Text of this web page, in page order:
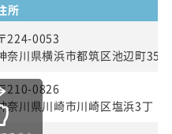
所
224-0053
奈川県横浜市都筑区池辺町
210-0826
奈川県川崎市川崎区塩浜3丁